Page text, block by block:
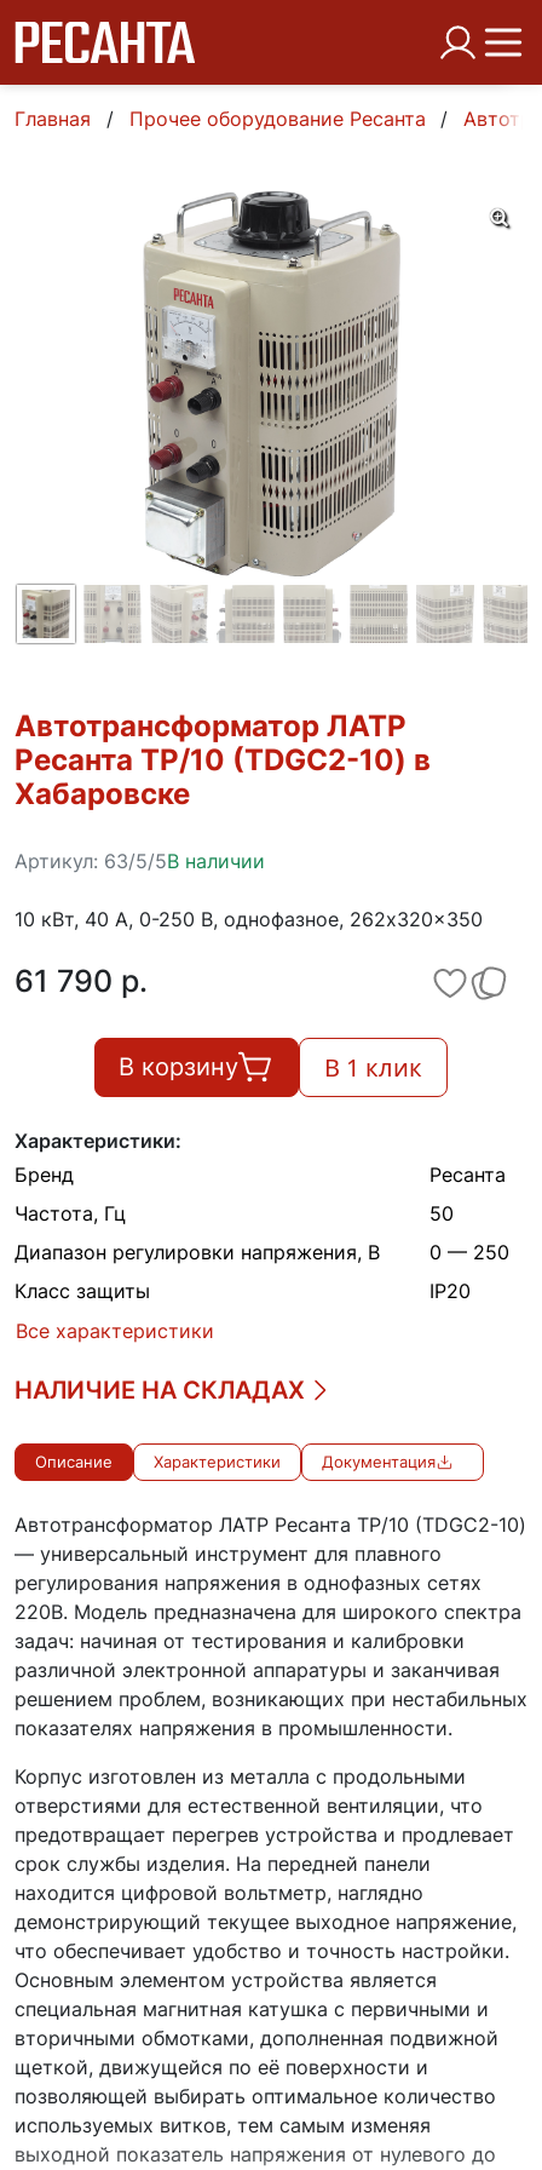
Главная Прочее оборудование Ресанта
Автотрансформатор ЛАТР
Ресанта ТР/10 (TDGC2-10) в
Хабаровске
Артикул: 63/5/5В наличии
10 кВт, 40 А, 0-250 В, однофазное, 262x320x350
61 790 p.
В корзину В 1 клик
Характеристики:
Бренд
Ресанта
Частота, Гц
50
Диапазон регулировки напряжения, В
0 — 250
Класс защиты
IP20
Все характеристики
НАЛИЧИЕ НА СКЛАДАХ
Описание Характеристики Документация
Автотрансформатор ЛАТР Ресанта ТР/10 (TDGC2-10)
— универсальный инструмент для плавного
регулирования напряжения в однофазных сетях
220В. Модель предназначена для широкого спектра
задач: начиная от тестирования и калибровки
различной электронной аппаратуры и заканчивая
решением проблем, возникающих при нестабильных
показателях напряжения в промышленности.
Корпус изготовлен из металла с продольными
отверстиями для естественной вентиляции, что
предотвращает перегрев устройства и продлевает
срок службы изделия. На передней панели
находится цифровой вольтметр, наглядно
демонстрирующий текущее выходное напряжение,
что обеспечивает удобство и точность настройки.
Основным элементом устройства является
специальная магнитная катушка с первичными и
вторичными обмотками, дополненная подвижной
щеткой, движущейся по её поверхности и
позволяющей выбирать оптимальное количество
используемых витков, тем самым изменяя
выходной показатель напряжения от нулевого до